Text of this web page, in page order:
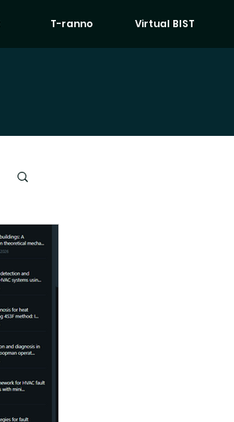
T-ranno Virtual BIST